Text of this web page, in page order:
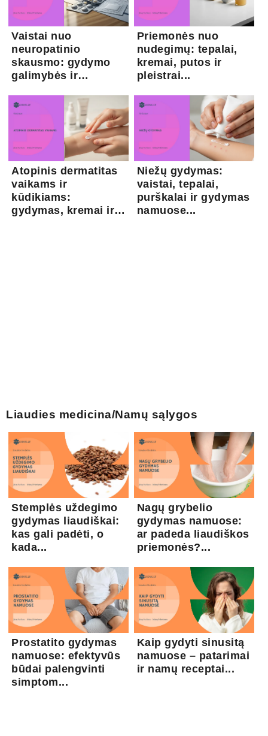
Vaistai nuo
neuropatinio
skausmo: gydymo
galimybės ir
Priemonės nuo
nudegimų: tepalai,
kremai, putos ir
pleistrai...
Atopinis dermatitas
vaikams ir
kūdikiams:
gydymas, kremai ir
Niežų gydymas:
vaistai, tepalai,
purškalai ir gydymas
namuose...
Liaudies medicina/Namų sąlygos
Stemplės uždegimo
gydymas liaudiškai:
kas gali padėti, o
kada...
Nagų grybelio
gydymas namuose:
ar padeda liaudiškos
priemonės?...
Prostatito gydymas
namuose: efektyvūs
būdai palengvinti
simptom...
Kaip gydyti sinusitą
namuose – patarimai
ir namų receptai...